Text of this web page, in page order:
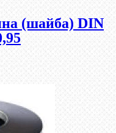
(шайба) DIN